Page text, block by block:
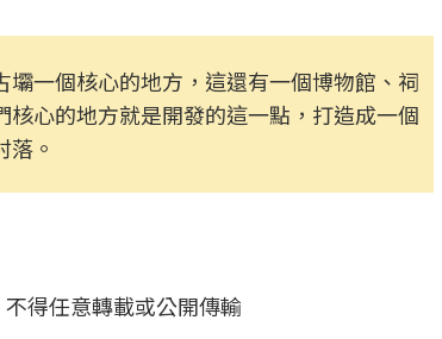
一個核心的地方，這還有一個博物館、祠
心的地方就是開發的這一點，打造成一個
。
得任意轉載或公開傳輸